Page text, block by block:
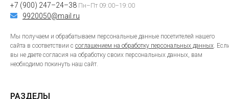
+7 (900) 247–24–38 Пн–Пт 09:00–19:00
9920050@mail.ru
Мы получаем и обрабатываем персональные данные посетителей нашего
сайта в соответствии с соглашением на обработку персональных данных.
вы не даете согласия на обработку своих персональных данных, вам
необходимо покинуть наш сайт.
РАЗДЕЛЫ